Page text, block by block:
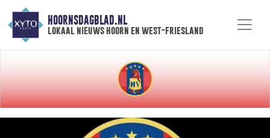
HOORNSDAGBLAD.NL
lokaal nieuws hoorn en west-friesland